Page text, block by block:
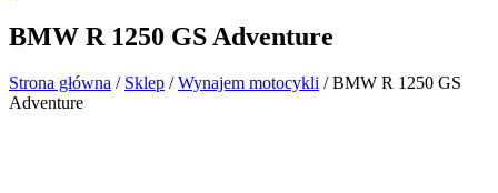
BMW R 1250 GS Adventure
Strona główna / Sklep /Wynajem motocykli / BMW R 1250 GS
Adventure